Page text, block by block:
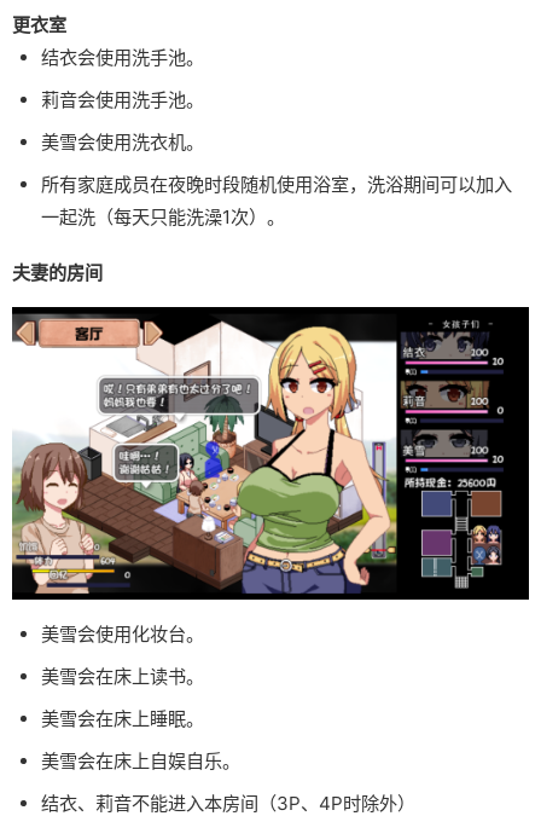
更衣室
结衣会使用洗手池。
莉音会使用洗手池。
美雪会使用洗衣机。
所有家庭成员在夜晚时段随机使用浴室，洗浴期间可以加入
一起洗（每天只能洗澡1次）。
夫妻的房间
美雪会使用化妆台。
美雪会在床上读书。
美雪会在床上睡眠。
美雪会在床上自娱自乐。
结衣、莉音不能进入本房间（3P、4P时除外）